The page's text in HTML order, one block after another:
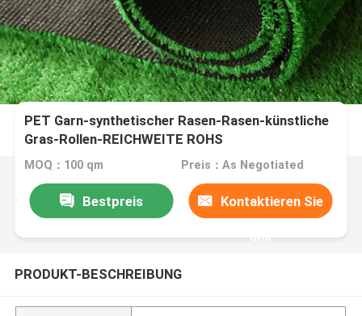
PET Garn-synthetischer Rasen-Rasen-künstliche
Gras-Rollen-REICHWEITE ROHS
MOQ：100 qm Preis：As Negotiated
Bestpreis Kontaktieren Sie
uns
PRODUKT-BESCHREIBUNG